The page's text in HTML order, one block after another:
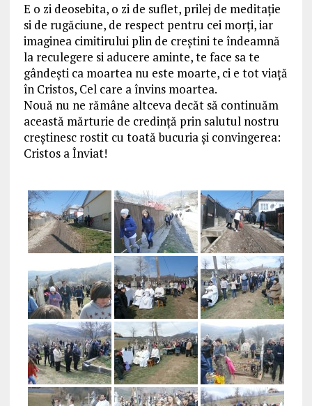
E o zi deosebita, o zi de suflet, prilej de meditație
si de rugăciune, de respect pentru cei morți, iar
imaginea cimitirului plin de creștini te îndeamnă
la reculegere si aducere aminte, te face sa te
gândești ca moartea nu este moarte, ci e tot viață
în Cristos, Cel care a învins moartea.
Nouă nu ne rămâne altceva decăt să continuăm
această mărturie de credință prin salutul nostru
creștinesc rostit cu toată bucuria și convingerea:
Cristos a Înviat!